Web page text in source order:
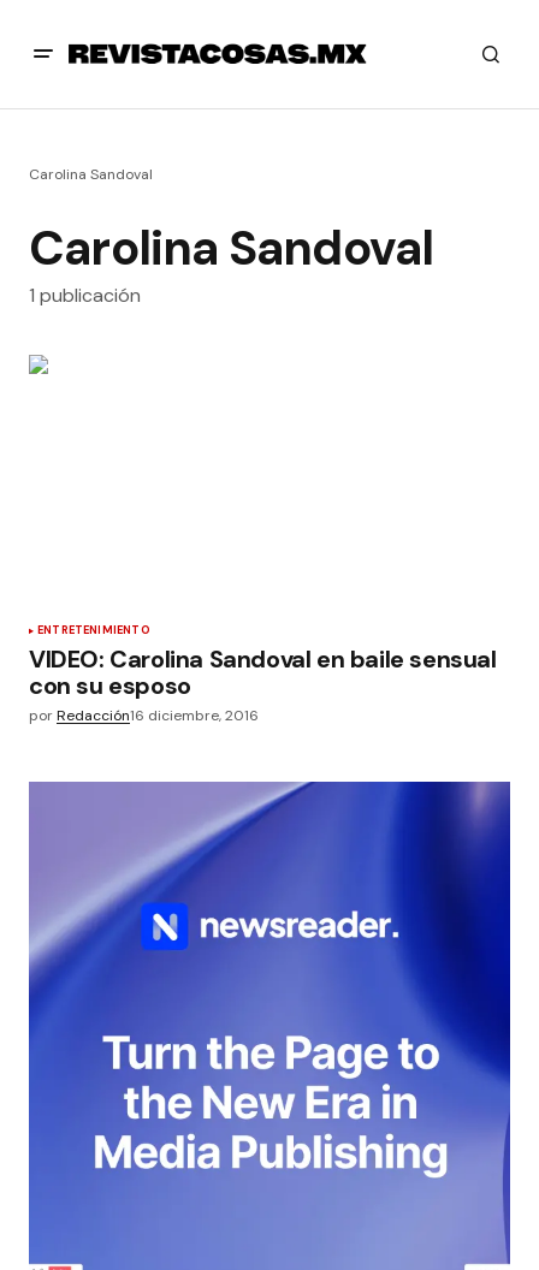
Carolina Sandoval
Carolina Sandoval
1 publicación
ENTRETENIMIENTO
VIDEO: Carolina Sandoval en baile sensual
con su esposo
porRedacción16 diciembre, 2016